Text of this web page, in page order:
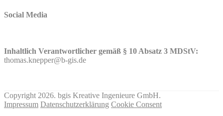
Social Media
Inhaltlich Verantwortlicher gemäß § 10 Absatz 3 MDStV:
thomas.knepper@b-gis.de
Copyright 2026. bgis Kreative Ingenieure GmbH.
Impressum Datenschutzerklärung Cookie Consent